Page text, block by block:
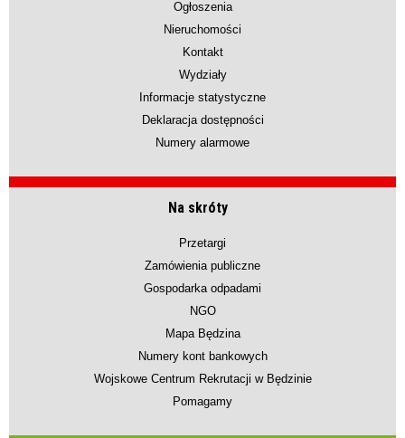
Ogłoszenia
Nieruchomości
Kontakt
Wydziały
Informacje statystyczne
Deklaracja dostępności
Numery alarmowe
Na skróty
Przetargi
Zamówienia publiczne
Gospodarka odpadami
NGO
Mapa Będzina
Numery kont bankowych
Wojskowe Centrum Rekrutacji w Będzinie
Pomagamy